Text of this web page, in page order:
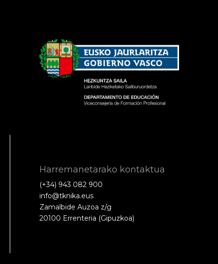
Harremanetarako kontaktua
(+34) 943 082 900
info@tknika.eus
Zamalbide Auzoa z/g
20100 Errenteria (Gipuzkoa)